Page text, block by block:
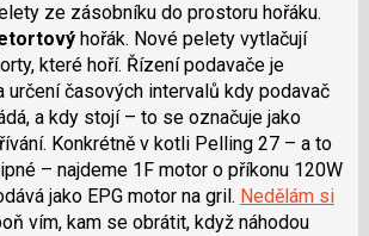
ze zásobníku do prostoru hořáku.
hořák. Nové pelety vytlačují
které hoří. Řízení podavače je
určení časových intervalů kdy podavač
a kdy stojí – to se označuje jako
Konkrétně v kotli Pelling 27 – a to
– najdeme 1F motor o příkonu 120W
jako EPG motor na gril. Nedělám si
vím, kam se obrátit, když náhodou